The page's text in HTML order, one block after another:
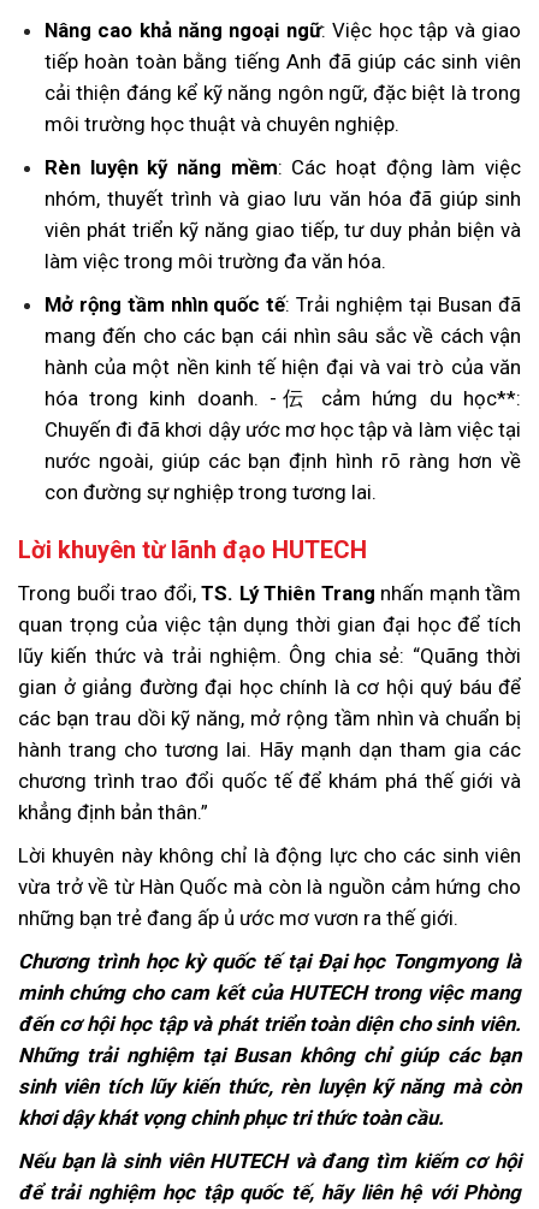
Nâng cao khả năng ngoại ngữ: Việc học tập và giao
tiếp hoàn toàn bằng tiếng Anh đã giúp các sinh viên
cải thiện đáng kể kỹ năng ngôn ngữ, đặc biệt là trong
môi trường học thuật và chuyên nghiệp.
Rèn luyện kỹ năng mềm: Các hoạt động làm việc
nhóm, thuyết trình và giao lưu văn hóa đã giúp sinh
viên phát triển kỹ năng giao tiếp, tư duy phản biện và
làm việc trong môi trường đa văn hóa.
Mở rộng tầm nhìn quốc tế: Trải nghiệm tại Busan đã
mang đến cho các bạn cái nhìn sâu sắc về cách vận
hành của một nền kinh tế hiện đại và vai trò của văn
hóa trong kinh doanh. -伝 cảm hứng du học**:
Chuyến đi đã khơi dậy ước mơ học tập và làm việc tại
nước ngoài, giúp các bạn định hình rõ ràng hơn về
con đường sự nghiệp trong tương lai.
Lời khuyên từ lãnh đạo HUTECH
Trong buổi trao đổi, TS. Lý Thiên Trang nhấn mạnh tầm
quan trọng của việc tận dụng thời gian đại học để tích
lũy kiến thức và trải nghiệm. Ông chia sẻ: “Quãng thời
gian ở giảng đường đại học chính là cơ hội quý báu để
các bạn trau dồi kỹ năng, mở rộng tầm nhìn và chuẩn bị
hành trang cho tương lai. Hãy mạnh dạn tham gia các
chương trình trao đổi quốc tế để khám phá thế giới và
khẳng định bản thân.”
Lời khuyên này không chỉ là động lực cho các sinh viên
vừa trở về từ Hàn Quốc mà còn là nguồn cảm hứng cho
những bạn trẻ đang ấp ủ ước mơ vươn ra thế giới.
Chương trình học kỳ quốc tế tại Đại học Tongmyong là
minh chứng cho cam kết của HUTECH trong việc mang
đến cơ hội học tập và phát triển toàn diện cho sinh viên.
Những trải nghiệm tại Busan không chỉ giúp các bạn
sinh viên tích lũy kiến thức, rèn luyện kỹ năng mà còn
khơi dậy khát vọng chinh phục tri thức toàn cầu.
Nếu bạn là sinh viên HUTECH và đang tìm kiếm cơ hội
để trải nghiệm học tập quốc tế, hãy liên hệ với Phòng